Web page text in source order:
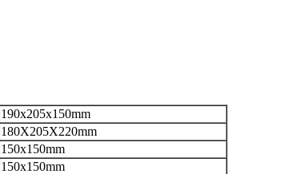
190x205x150mm
180X205X220mm
150x150mm
150x150mm